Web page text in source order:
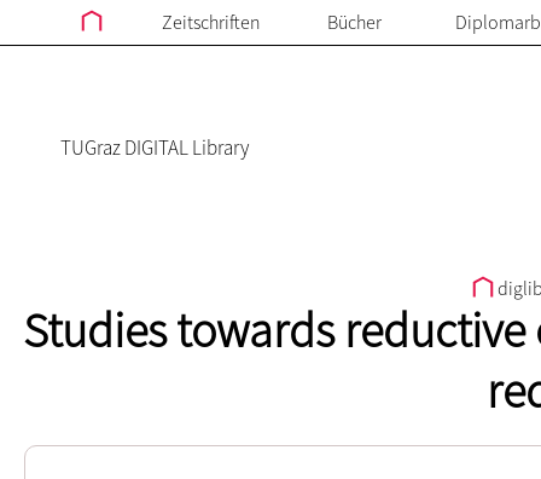
Zeitschriften Bücher
TUGraz DIGITAL Library
Studies towards